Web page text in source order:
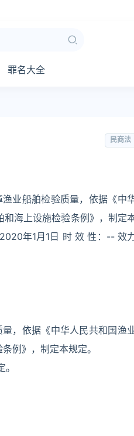
罪名大全
民商法
业船舶检验质量，依据《中
海上设施检验条例》，制定
年1月1日 时 效 性：-- 效
，依据《中华人民共和国渔
例》，制定本规定。